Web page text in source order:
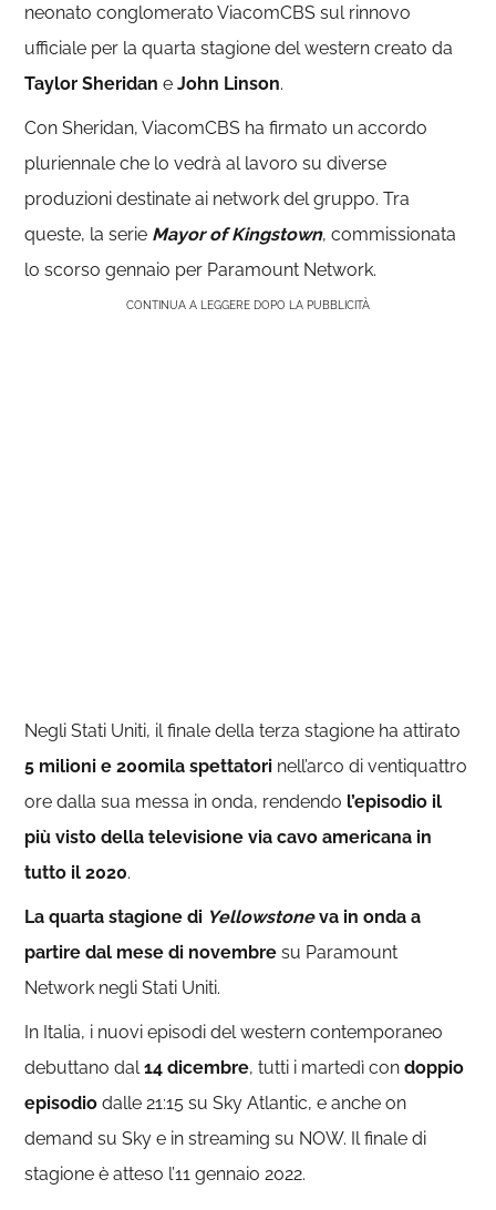
neonato conglomerato ViacomCBS sul rinnovo
ufficiale per la quarta stagione del western creato da
Taylor Sheridan eJohn Linson.
Con Sheridan, ViacomCBS ha firmato un accordo
pluriennale che lo vedrà al lavoro su diverse
produzioni destinate ai network del gruppo. Tra
queste, la serie Mayor of Kingstown, commissionata
lo scorso gennaio per Paramount Network.
CONTINUA A LEGGERE DOPO LA PUBBLICITÀ
Negli Stati Uniti, il finale della terza stagione ha attirato
5 milioni e 200mila spettatori nell’arco di ventiquattro
ore dalla sua messa in onda, rendendo l’episodio il
più visto della televisione via cavo americana in
tutto il 2020.
La quarta stagione di Yellowstoneva in onda a
partire dal mese di novembre su Paramount
Network negli Stati Uniti.
In Italia, i nuovi episodi del western contemporaneo
debuttano dal14 dicembre, tutti i martedì condoppio
episodio dalle 21:15 su Sky Atlantic, e anche on
demand su Sky e in streaming su NOW. Il finale di
stagione è atteso l’11 gennaio 2022.